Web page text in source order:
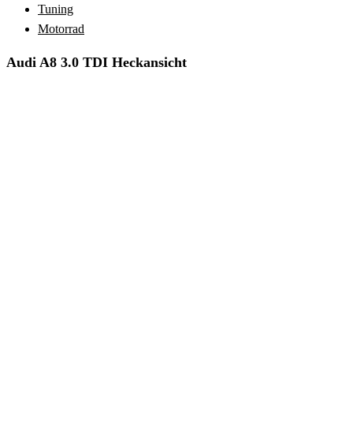
Tuning
Motorrad
Audi A8 3.0 TDI Heckansicht